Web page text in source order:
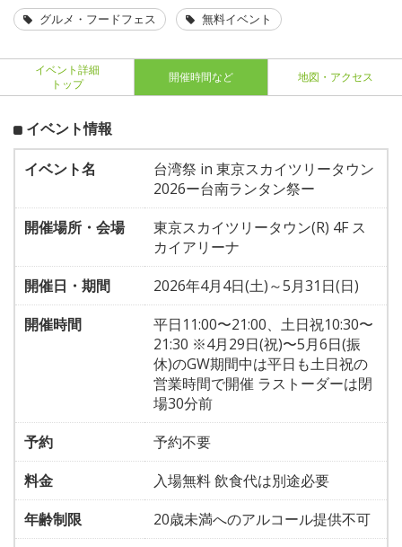
グルメ・フードフェス 無料イベント
イベント詳細
トップ
開催時間など 地図・アクセス
イベント情報
イベント名
台湾祭 in 東京スカイツリータウン
2026ー台南ランタン祭ー
開催場所・会場
東京スカイツリータウン(R) 4F ス
カイアリーナ
開催日・期間
2026年4月4日(土)～5月31日(日)
開催時間
平日11:00〜21:00、土日祝10:30〜
21:30 ※4月29日(祝)〜5月6日(振
休)のGW期間中は平日も土日祝の
営業時間で開催 ラストーダーは閉
場30分前
予約
予約不要
料金
入場無料 飲食代は別途必要
年齢制限
20歳未満へのアルコール提供不可